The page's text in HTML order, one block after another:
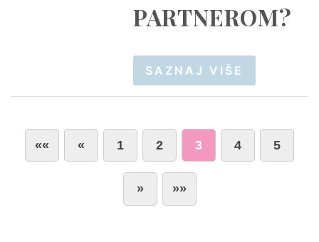
PARTNEROM?
SAZNAJ VIŠE
«« « 1 2 3 4 5
» »»